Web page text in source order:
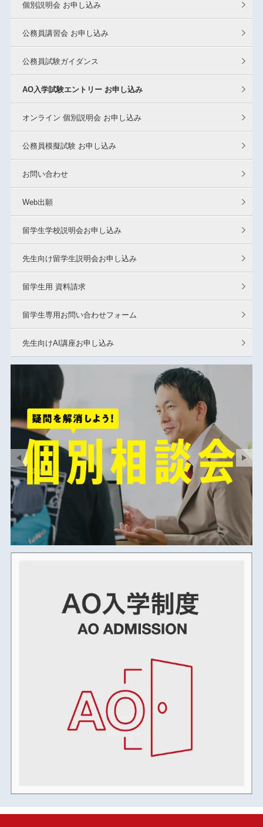
個別説明会 お申し込み
公務員講習会 お申し込み
公務員試験ガイダンス
AO入学試験エントリー お申し込み
オンライン 個別説明会 お申し込み
公務員模擬試験 お申し込み
お問い合わせ
Web出願
留学生学校説明会お申し込み
先生向け留学生説明会お申し込み
留学生用 資料請求
留学生専用お問い合わせフォーム
先生向けAI講座お申し込み